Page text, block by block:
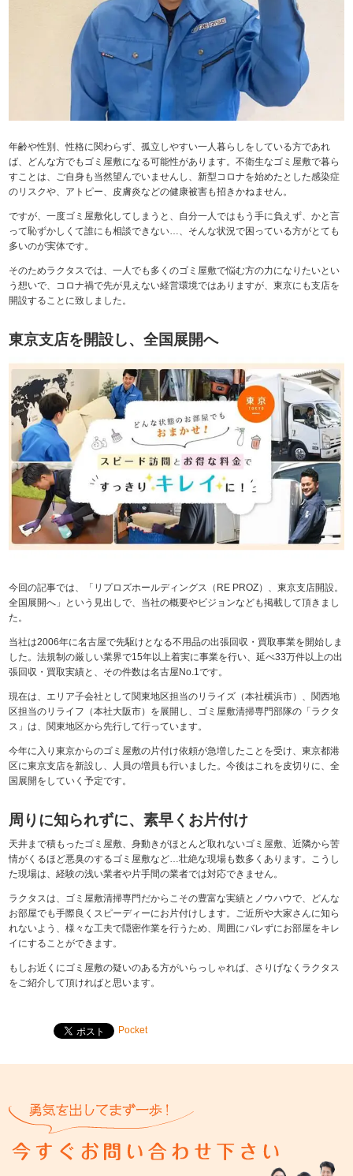
年齢や性別、性格に関わらず、孤立しやすい一人暮らしをしている方であれ
ば、どんな方でもゴミ屋敷になる可能性があります。不衛生なゴミ屋敷で暮ら
すことは、ご自身も当然望んでいませんし、新型コロナを始めたとした感染症
のリスクや、アトピー、皮膚炎などの健康被害も招きかねません。
ですが、一度ゴミ屋敷化してしまうと、自分一人ではもう手に負えず、かと言
って恥ずかしくて誰にも相談できない…、そんな状況で困っている方がとても
多いのが実体です。
そのためラクタスでは、一人でも多くのゴミ屋敷で悩む方の力になりたいとい
う想いで、コロナ禍で先が見えない経営環境ではありますが、東京にも支店を
開設することに致しました。
東京支店を開設し、全国展開へ
今回の記事では、「リプロズホールディングス（RE PROZ）、東京支店開設。
全国展開へ」という見出しで、当社の概要やビジョンなども掲載して頂きまし
た。
当社は2006年に名古屋で先駆けとなる不用品の出張回収・買取事業を開始しま
した。法規制の厳しい業界で15年以上着実に事業を行い、延べ33万件以上の出
張回収・買取実績と、その件数は名古屋No.1です。
現在は、エリア子会社として関東地区担当のリライズ（本社横浜市）、関西地
区担当のリライフ（本社大阪市）を展開し、ゴミ屋敷清掃専門部隊の「ラクタ
ス」は、関東地区から先行して行っています。
今年に入り東京からのゴミ屋敷の片付け依頼が急増したことを受け、東京都港
区に東京支店を新設し、人員の増員も行いました。今後はこれを皮切りに、全
国展開をしていく予定です。
周りに知られずに、素早くお片付け
天井まで積もったゴミ屋敷、身動きがほとんど取れないゴミ屋敷、近隣から苦
情がくるほど悪臭のするゴミ屋敷など…壮絶な現場も数多くあります。こうし
た現場は、経験の浅い業者や片手間の業者では対応できません。
ラクタスは、ゴミ屋敷清掃専門だからこその豊富な実績とノウハウで、どんな
お部屋でも手際良くスピーディーにお片付けします。ご近所や大家さんに知ら
れないよう、様々な工夫で隠密作業を行うため、周囲にバレずにお部屋をキレ
イにすることができます。
もしお近くにゴミ屋敷の疑いのある方がいらっしゃれば、さりげなくラクタス
をご紹介して頂ければと思います。
Pocket